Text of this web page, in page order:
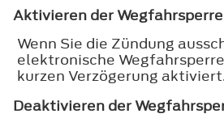
Aktivieren der Wegfahrsperre
Wenn Sie die Zündung
elektronische
kurzen Verzögerung
Deaktivieren der